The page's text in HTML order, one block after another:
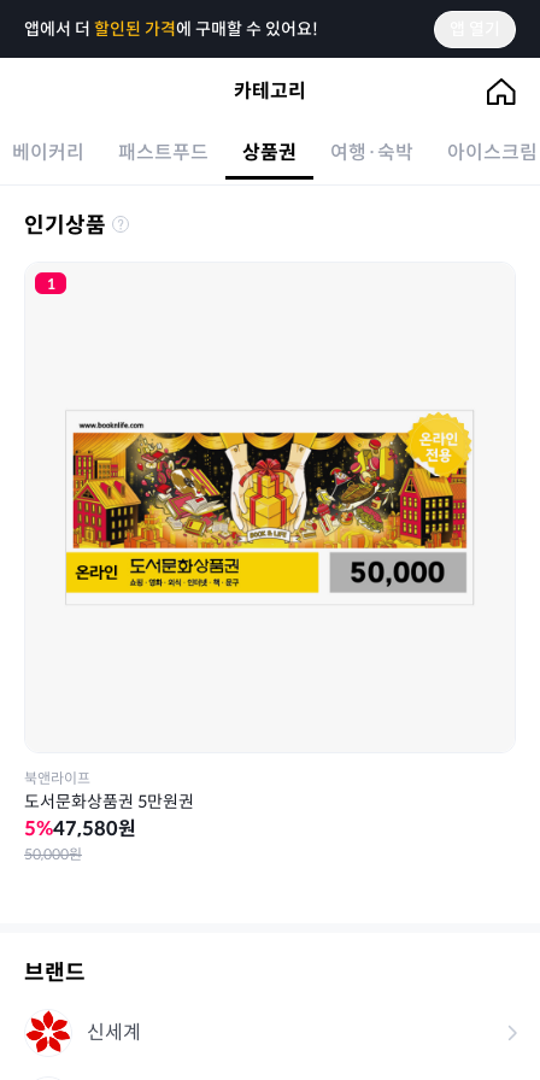
앱에서 더 할인된 가격에 구매할 수 있어요!
카테고리
베이커리 패스트푸드 상품권 여행·숙박 아이스크림
인기상품
1
북앤라이프
도서문화상품권 5만원권
5%47,580원
50,000원
브랜드
신세계
북앤라이프
틴캐시
H.Point